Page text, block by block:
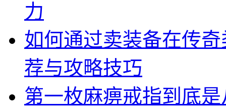
力
如何通过卖装备在传
荐与攻略技巧
第一枚麻痹戒指到底